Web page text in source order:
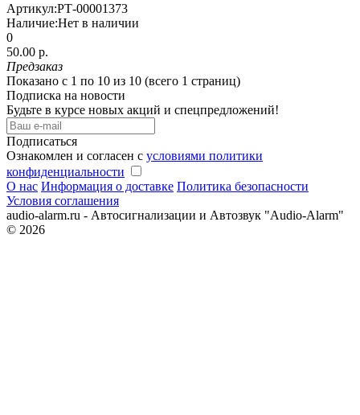
Артикул:РТ-00001373
Наличие:Нет в наличии
0
50.00 р.
Предзаказ
Показано с 1 по 10 из 10 (всего 1 страниц)
Подписка на новости
Будьте в курсе новых акций и спецпредложений!
Подписаться
Ознакомлен и согласен с условиями политики
конфиденциальности
О нас Информация о доставке Политика безопасности
Условия соглашения
audio-alarm.ru - Автосигнализации и Автозвук "Audio-Alarm"
© 2026